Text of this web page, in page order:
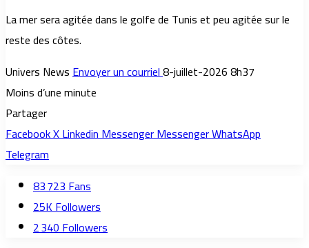
La mer sera agitée dans le golfe de Tunis et peu agitée sur le
reste des côtes.
Univers NewsEnvoyer un courriel8-juillet-2026 8h37
Moins d’une minute
Partager
FacebookXLinkedinMessengerMessengerWhatsApp
Telegram
83 723Fans
25KFollowers
2 340Followers